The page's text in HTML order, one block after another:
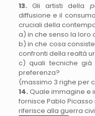
13. Gli artisti della
diffusione e il
cruciali della
a) in che senso la loro
b) in che cosa
confronti della realtà
c) quali tecniche già
preferenza?
(massimo 3 righe per
14. Quale immagine e
fornisce Pablo
riferisce alla guerra